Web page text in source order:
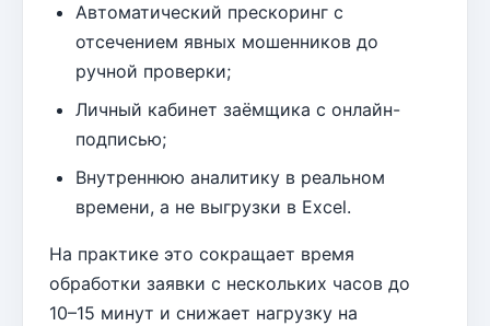
Автоматический прескоринг с
отсечением явных мошенников до
ручной проверки;
Личный кабинет заёмщика с онлайн-
подписью;
Внутреннюю аналитику в реальном
времени, а не выгрузки в Excel.
На практике это сокращает время
обработки заявки с нескольких часов до
10–15 минут и снижает нагрузку на